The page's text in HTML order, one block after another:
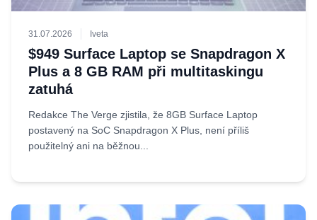
31.07.2026 Iveta
$949 Surface Laptop se Snapdragon X
Plus a 8 GB RAM při multitaskingu
zatuhá
Redakce The Verge zjistila, že 8GB Surface Laptop
postavený na SoC Snapdragon X Plus, není příliš
použitelný ani na běžnou...